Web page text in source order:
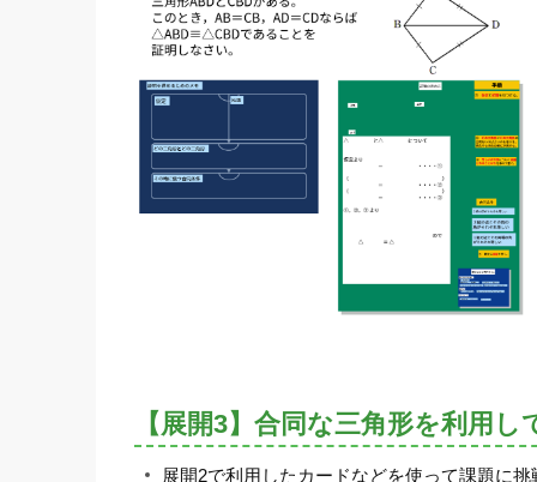
【展開3】合同な三角形を利用
展開2で利用したカードなどを使って課題に挑